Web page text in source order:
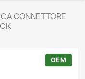
CONNETTORE
OEM